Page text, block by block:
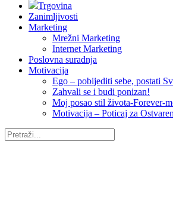
Trgovina
Zanimljivosti
Marketing
Mrežni Marketing
Internet Marketing
Poslovna suradnja
Motivacija
Ego – pobijediti sebe, postati
Zahvali se i budi ponizan!
Moj posao stil života-Forever-
Motivacija – Poticaj za